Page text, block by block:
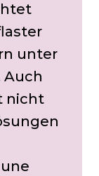
unter
Auch
nicht